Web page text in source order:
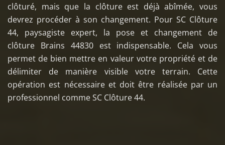
clôturé, mais que la clôture est déjà abîmée, vous
devrez procéder à son changement. Pour SC Clôture
44, paysagiste expert, la pose et changement de
clôture Brains 44830 est indispensable. Cela vous
permet de bien mettre en valeur votre propriété et de
délimiter de manière visible votre terrain. Cette
opération est nécessaire et doit être réalisée par un
professionnel comme SC Clôture 44.